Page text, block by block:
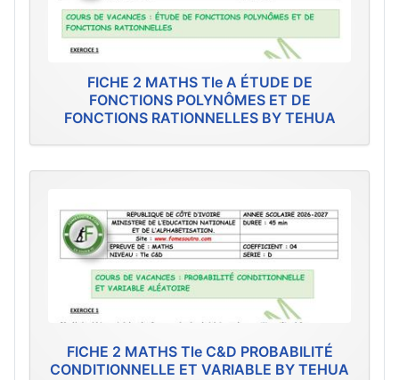
FICHE 2 MATHS Tle A ÉTUDE DE
FONCTIONS POLYNÔMES ET DE
FONCTIONS RATIONNELLES BY TEHUA
FICHE 2 MATHS Tle C&D PROBABILITÉ
CONDITIONNELLE ET VARIABLE BY TEHUA